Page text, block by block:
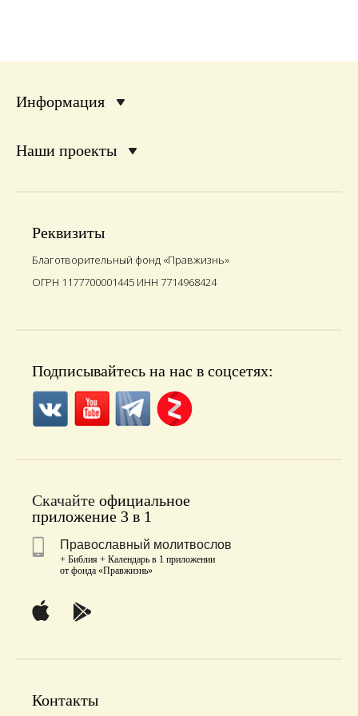
Информация
Наши проекты
Реквизиты
Благотворительный фонд «Правжизнь»
ОГРН 1177700001445 ИНН 7714968424
Подписывайтесь на нас в соцсетях:
Скачайте официальное
приложение 3 в 1
Православный молитвослов
+ Библия + Календарь в 1 приложении
от фонда «Правжизнь»
Контакты